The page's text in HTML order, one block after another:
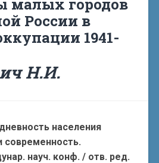
малых городов
России в
1941-
Н.И.
населения
современность.
науч. конф. / отв. ред.